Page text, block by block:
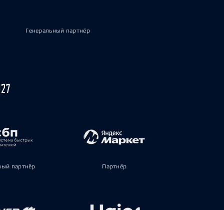
Генеральный партнёр
партнёр Партнёр